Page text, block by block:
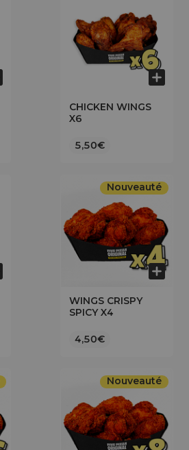
CHICKEN WINGS
X6
5,50€
WINGS CRISPY
SPICY X4
4,50€
Nouveauté
Nouveauté